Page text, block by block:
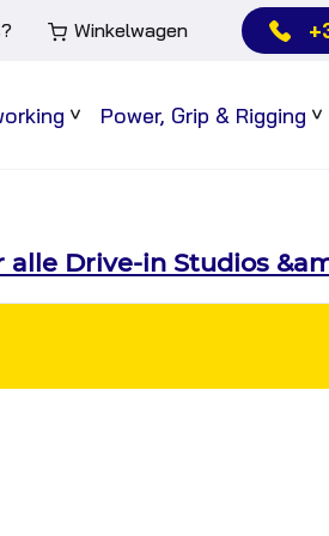
Winkelwagen
Sub
Power, Grip & Rigging
Sub
alle Drive-in Studios